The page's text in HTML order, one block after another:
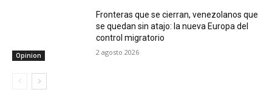
Opinion
Fronteras que se cierran, venezolanos que
se quedan sin atajo: la nueva Europa del
control migratorio
2 agosto 2026